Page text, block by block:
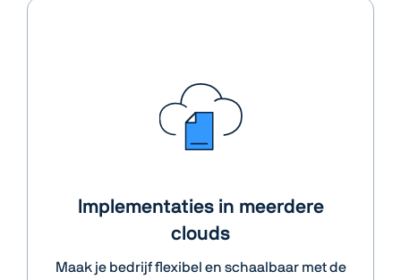
Implementaties in meerdere
clouds
Maak je bedrijf flexibel en schaalbaar met de